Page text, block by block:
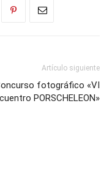
Artículo siguiente
fotográfico «VI
PORSCHELEON»